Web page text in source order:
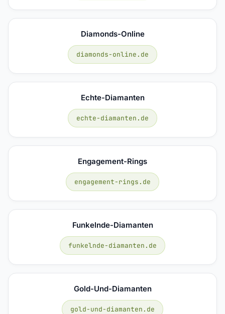
Diamonds-Online
diamonds-online.de
Echte-Diamanten
echte-diamanten.de
Engagement-Rings
engagement-rings.de
Funkelnde-Diamanten
funkelnde-diamanten.de
Gold-Und-Diamanten
gold-und-diamanten.de